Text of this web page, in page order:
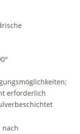
erforderlich
nach